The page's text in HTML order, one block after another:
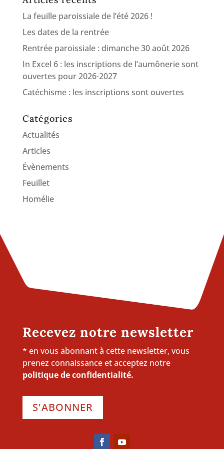
La feuille paroissiale de l’été 2026 !
Les dates de la rentrée
Rentrée paroissiale : dimanche 30 août 2026
In Excel 6 : les inscriptions de l’aumônerie sont
ouvertes pour 2026-2027
Catéchisme : les inscriptions sont ouvertes
Catégories
Actualités
Articles
Évènements
Feuillet
Homélie
Recevez notre newsletter
* en vous abonnant à cette newsletter, vous
prenez connaissance et acceptez notre
politique de confidentialité.
S'ABONNER